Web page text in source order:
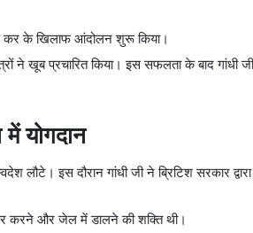
कर के खिलाफ आंदोलन शुरू किया।
ने खूब प्रचारित किया। इस सफलता के बाद गांधी
योगदान
लौटे। इस दौरान गांधी जी ने ब्रिटिश सरकार
करने और जेल में डालने की शक्ति थी।